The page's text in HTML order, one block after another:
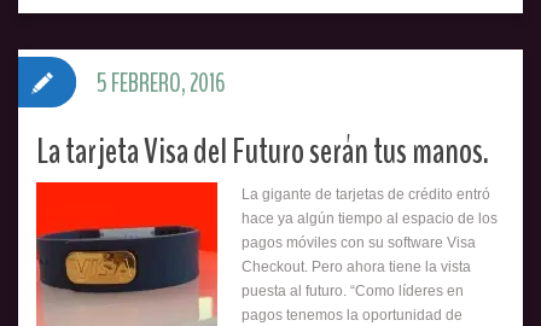
La tarjeta Visa del Futuro serán tus manos.
La gigante de tarjetas de crédito entró
hace ya algún tiempo al espacio de los
pagos móviles con su software Visa
Checkout. Pero ahora tiene la vista
puesta al futuro. “Como líderes en
pagos tenemos la oportunidad de
5 FEBRERO, 2016